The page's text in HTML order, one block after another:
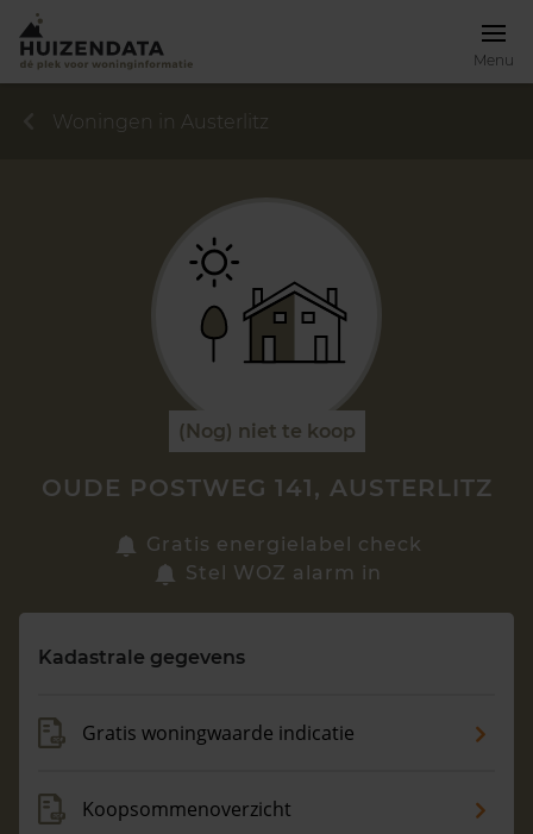
Menu
Zoek een woning
Maandag t/m vrijdag - 08:00 -18:00
Woningen in Austerlitz
(Nog) niet te koop
OUDE POSTWEG 141, AUSTERLITZ
Gratis energielabel check
Stel WOZ alarm in
Kadastrale gegevens
Gratis woningwaarde indicatie
Koopsommenoverzicht